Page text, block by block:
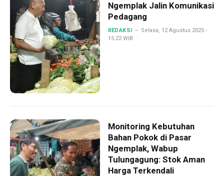
Ngemplak Jalin Komunikasi
Pedagang
REDAKSI
Selasa, 12 Agustus 2025 -
15:22 WIB
Monitoring Kebutuhan
Bahan Pokok di Pasar
Ngemplak, Wabup
Tulungagung: Stok Aman
Harga Terkendali